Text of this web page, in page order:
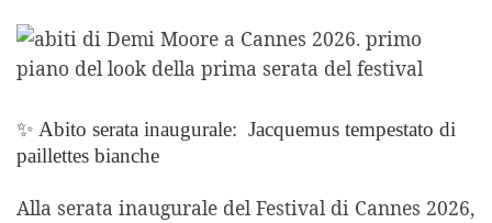
✨ Abito serata inaugurale: Jacquemus tempestato di
paillettes bianche
Alla serata inaugurale del Festival di Cannes 2026,